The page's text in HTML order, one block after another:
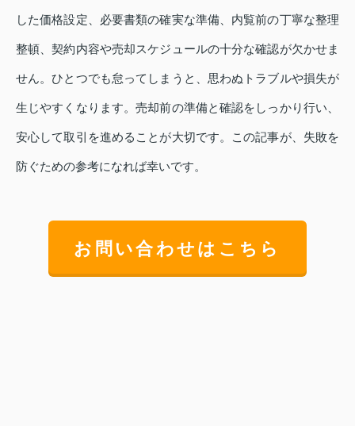
した価格設定、必要書類の確実な準備、内覧前の丁寧な整理
整頓、契約内容や売却スケジュールの十分な確認が欠かせま
せん。ひとつでも怠ってしまうと、思わぬトラブルや損失が
生じやすくなります。売却前の準備と確認をしっかり行い、
安心して取引を進めることが大切です。この記事が、失敗を
防ぐための参考になれば幸いです。
お問い合わせはこちら